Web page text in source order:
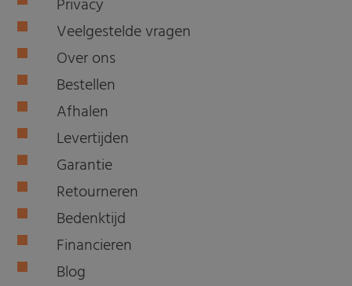
Privacy
Veelgestelde vragen
Over ons
Bestellen
Afhalen
Levertijden
Garantie
Retourneren
Bedenktijd
Financieren
Blog